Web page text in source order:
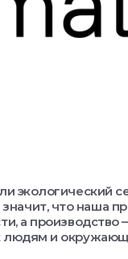
экологический
значит, что наша
а производство
людям и